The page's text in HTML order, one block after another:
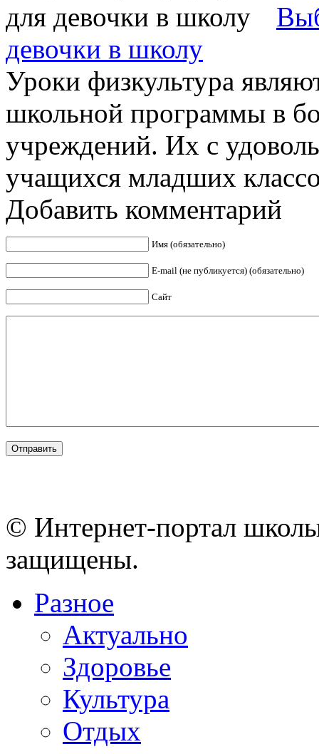
девочки в школу
Уроки физкультура
школьной программы в
учреждений. Их с
учащихся младших
Добавить комментарий
Имя (обязательно)
E-mail (не публикуется) (обязательно)
Сайт
© Интернет-портал
защищены.
Разное
Актуально
Здоровье
Культура
Отдых